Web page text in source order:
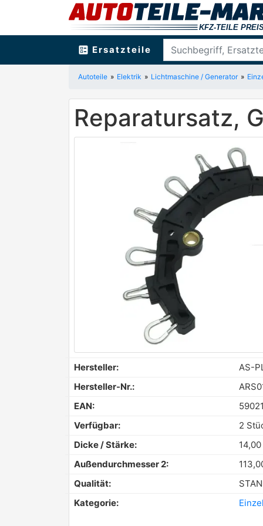
ballot Ersatzteile
Autoteile Elektrik Lichtmaschine / Generator
Reparatursatz,
Hersteller: AS-
Hersteller-Nr.:
EAN:
Verfügbar:
2
Dicke / Stärke:
Außendurchmesser 2:
Qualität:
Kategorie: